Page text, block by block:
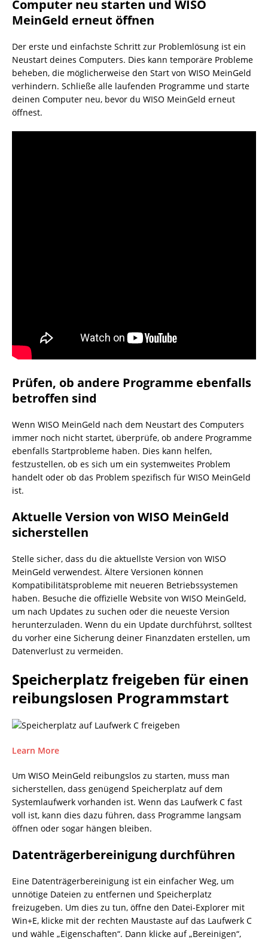
Computer neu starten und WISO
MeinGeld erneut öffnen
Der erste und einfachste Schritt zur Problemlösung ist ein
Neustart deines Computers. Dies kann temporäre Probleme
beheben, die möglicherweise den Start von WISO MeinGeld
verhindern. Schließe alle laufenden Programme und starte
deinen Computer neu, bevor du WISO MeinGeld erneut
öffnest.
Prüfen, ob andere Programme ebenfalls
betroffen sind
Wenn WISO MeinGeld nach dem Neustart des Computers
immer noch nicht startet, überprüfe, ob andere Programme
ebenfalls Startprobleme haben. Dies kann helfen,
festzustellen, ob es sich um ein systemweites Problem
handelt oder ob das Problem spezifisch für WISO MeinGeld
ist.
Aktuelle Version von WISO MeinGeld
sicherstellen
Stelle sicher, dass du die aktuellste Version von WISO
MeinGeld verwendest. Ältere Versionen können
Kompatibilitätsprobleme mit neueren Betriebssystemen
haben. Besuche die offizielle Website von WISO MeinGeld,
um nach Updates zu suchen oder die neueste Version
herunterzuladen. Wenn du ein Update durchführst, solltest
du vorher eine Sicherung deiner Finanzdaten erstellen, um
Datenverlust zu vermeiden.
Speicherplatz freigeben für einen
reibungslosen Programmstart
Learn More
Um WISO MeinGeld reibungslos zu starten, muss man
sicherstellen, dass genügend Speicherplatz auf dem
Systemlaufwerk vorhanden ist. Wenn das Laufwerk C fast
voll ist, kann dies dazu führen, dass Programme langsam
öffnen oder sogar hängen bleiben.
Datenträgerbereinigung durchführen
Eine Datenträgerbereinigung ist ein einfacher Weg, um
unnötige Dateien zu entfernen und Speicherplatz
freizugeben. Um dies zu tun, öffne den Datei-Explorer mit
Win+E, klicke mit der rechten Maustaste auf das Laufwerk C
und wähle „Eigenschaften“. Dann klicke auf „Bereinigen“,